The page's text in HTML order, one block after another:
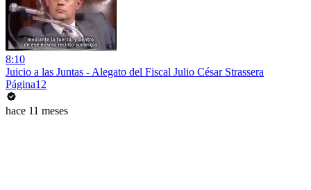
8:10
Juicio a las Juntas - Alegato del Fiscal Julio César Strassera
Página12
hace 11 meses